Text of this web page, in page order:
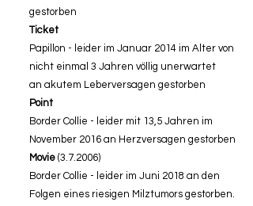
gestorben
Ticket
Papillon - leider im Januar 2014 im Alter von
nicht einmal 3 Jahren völlig unerwartet
an akutem Leberversagen gestorben
Point
Border Collie - leider mit 13,5 Jahren im
November 2016 an Herzversagen gestorben
Movie (3.7.2006)
Border Collie - leider im Juni 2018 an den
Folgen eines riesigen Milztumors gestorben.